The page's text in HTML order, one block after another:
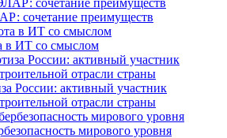
сочетание преимуществ
ИТ со смыслом
России: активный участник
отрасли страны
мирового уровня